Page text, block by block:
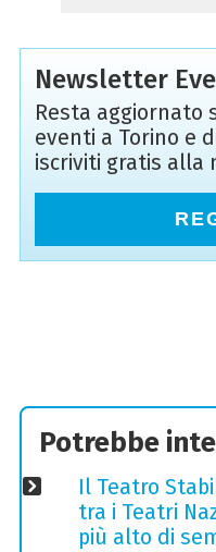
Newsletter
Resta aggiornato
eventi a Torino e
iscriviti gratis alla
Potrebbe
Il Teatro
tra i Teatri
più alto di